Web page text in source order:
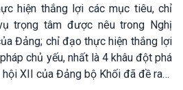
hiện thắng lợi các mục tiêu, chỉ
trọng tâm được nêu trong Nghị
Đảng; chỉ đạo thực hiện thắng lợi
chủ yếu, nhất là 4 khâu đột phá
XII của Đảng bộ Khối đã đề ra…